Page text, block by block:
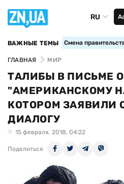
RU
ВАЖНЫЕ ТЕМЫ Смена
ГЛАВНАЯ МИР
ТАЛИБЫ В ПИСЬМЕ
"АМЕРИКАНСКОМУ
КОТОРОМ ЗАЯВИЛИ
ДИАЛОГУ
15 февраля, 2018, 04:22
Поделиться